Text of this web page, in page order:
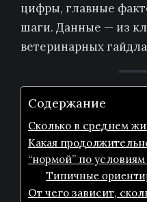
цифры, главные
шаги. Данные — из
ветеринарных
Содержание
Сколько в среднем
Какая
“нормой” по
Типичные
От чего зависит,